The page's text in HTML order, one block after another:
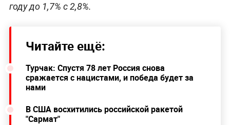
году до 1,7% с 2,8%.
Читайте ещё:
Турчак: Спустя 78 лет Россия снова
сражается с нацистами, и победа будет за
нами
В США восхитились российской ракетой
"Сармат"